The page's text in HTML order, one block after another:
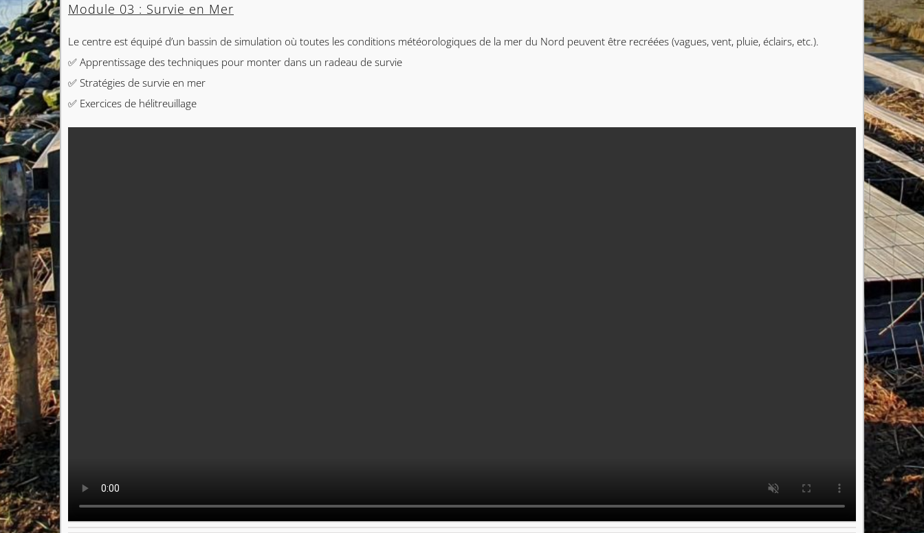
Module 03 : Survie en Mer
Le centre est équipé d’un bassin de simulation où toutes les conditions météorologiques de la mer du Nord peuvent être recréées (vagues, vent, pluie, éclairs, etc.).
✅ Apprentissage des techniques pour monter dans un radeau de survie
✅ Stratégies de survie en mer
✅ Exercices de hélitreuillage